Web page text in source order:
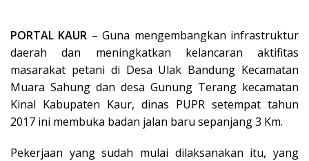
PORTAL KAUR – Guna mengembangkan infrastruktur
daerah dan meningkatkan kelancaran aktifitas
masarakat petani di Desa Ulak Bandung Kecamatan
Muara Sahung dan desa Gunung Terang kecamatan
Kinal Kabupaten Kaur, dinas PUPR setempat tahun
2017 ini membuka badan jalan baru sepanjang 3 Km.
Pekerjaan yang sudah mulai dilaksanakan itu, yang